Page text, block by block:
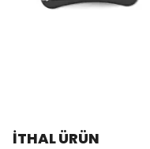
İTHAL ÜRÜN